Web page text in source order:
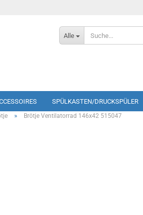
Alle
SPÜLKASTEN/DRUCKSPÜLER
» Brötje Ventilatorrad 146x42 515047